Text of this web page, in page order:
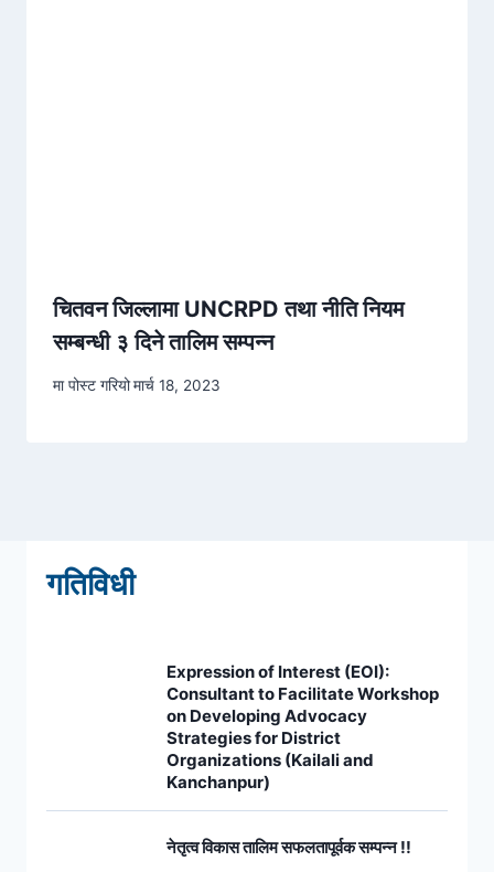
चितवन जिल्लामा UNCRPD तथा नीति नियम
सम्बन्धी ३ दिने तालिम सम्पन्न
मा पोस्ट गरियोमार्च 18, 2023
गतिविधी
Expression of Interest (EOI):
Consultant to Facilitate Workshop
on Developing Advocacy
Strategies for District
Organizations (Kailali and
Kanchanpur)
नेतृत्व विकास तालिम सफलतापूर्वक सम्पन्न !!